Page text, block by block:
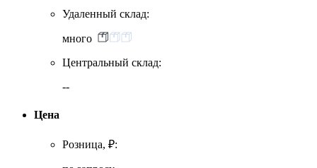
Удаленный склад:
много
Центральный склад:
--
Цена
Розница, ₽: